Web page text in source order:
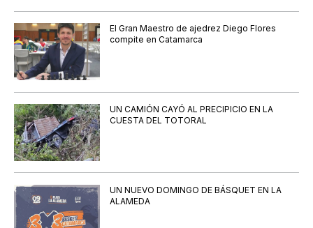
El Gran Maestro de ajedrez Diego Flores
compite en Catamarca
UN CAMIÓN CAYÓ AL PRECIPICIO EN LA
CUESTA DEL TOTORAL
UN NUEVO DOMINGO DE BÁSQUET EN LA
ALAMEDA